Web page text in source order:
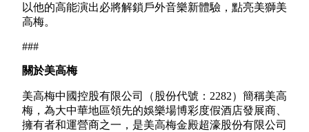
以他的高能演出必將解鎖戶外音樂新體驗，點亮美獅美
高梅。
###
關於美高梅
美高梅中國控股有限公司（股份代號：2282）簡稱美高
梅，為大中華地區領先的娛樂場博彩度假酒店發展商、
擁有者和運營商之一，是美高梅金殿超濠股份有限公司